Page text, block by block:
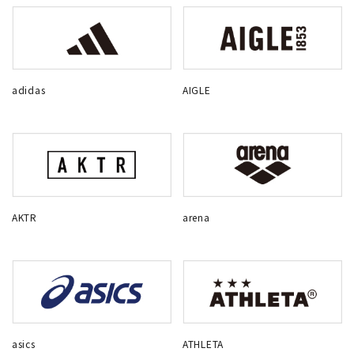
adidas AIGLE
AKTR arena
asics ATHLETA